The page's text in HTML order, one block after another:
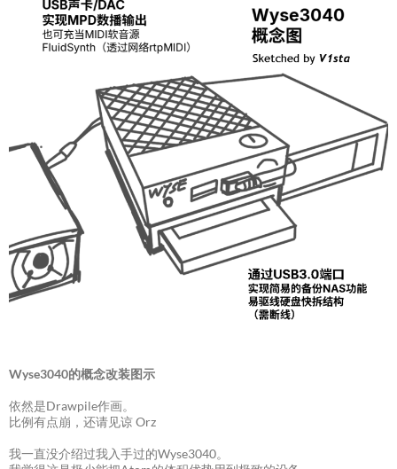
Wyse3040的概念改装图示
依然是Drawpile作画。
比例有点崩，还请见谅 Orz
我一直没介绍过我入手过的Wyse3040。